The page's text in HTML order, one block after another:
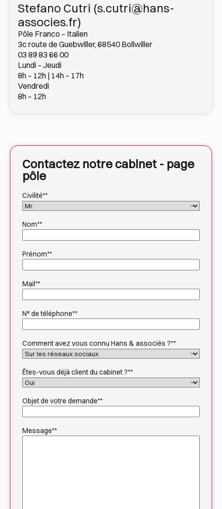
Stefano Cutri (s.cutri@hans-
associes.fr)
Pôle Franco – Italien
3c route de Guebwiller, 68540 Bollwiller
03 89 83 66 00
Lundi – Jeudi
8h – 12h | 14h – 17h
Vendredi
8h – 12h
Contactez notre cabinet - page
pôle
Civilité**
Nom**
Prénom**
Mail**
N° de téléphone**
Comment avez vous connu Hans & associés ?**
Êtes-vous déjà client du cabinet ?**
Objet de votre demande**
Message**